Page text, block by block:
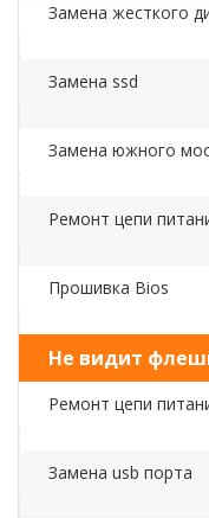
Замена жесткого
Замена ssd
Замена южного
Ремонт цепи
Прошивка Bios
Не видит
Ремонт цепи
Замена usb порта